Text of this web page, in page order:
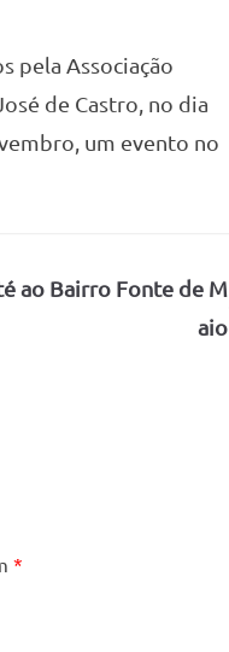
pela Associação
de Castro, no dia
um evento no
ao Bairro Fonte de M
aio
*